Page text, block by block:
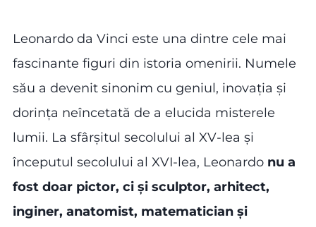
Leonardo da Vinci este una dintre cele mai
fascinante figuri din istoria omenirii. Numele
său a devenit sinonim cu geniul, inovația și
dorința neîncetată de a elucida misterele
lumii. La sfârșitul secolului al XV-lea și
începutul secolului al XVI-lea, Leonardo nu a
fost doar pictor, ci și sculptor, arhitect,
inginer, anatomist, matematician și